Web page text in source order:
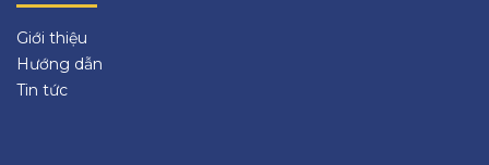
Giới thiệu
Hướng dẫn
Tin tức